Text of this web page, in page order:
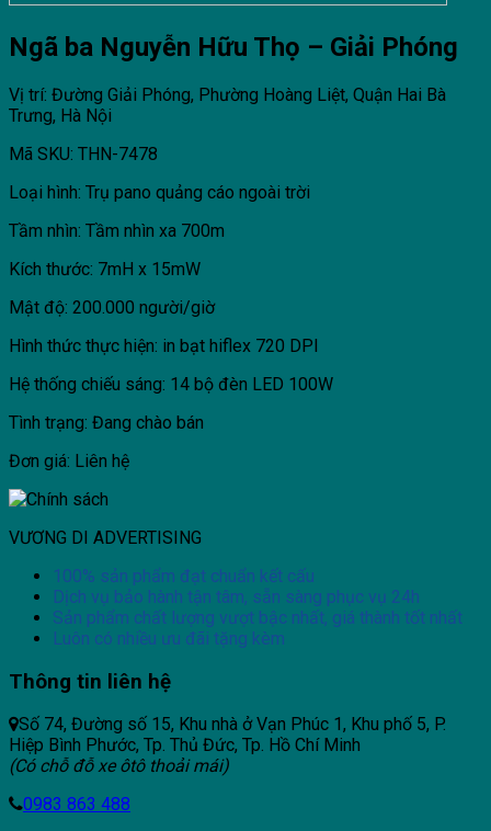
Ngã ba Nguyễn Hữu Thọ – Giải Phóng
Vị trí: Đường Giải Phóng, Phường Hoàng Liệt, Quận Hai Bà
Trưng, Hà Nội
Mã SKU: THN-7478
Loại hình: Trụ pano quảng cáo ngoài trời
Tầm nhìn: Tầm nhìn xa 700m
Kích thước: 7mH x 15mW
Mật độ: 200.000 người/giờ
Hình thức thực hiện: in bạt hiflex 720 DPI
Hệ thống chiếu sáng: 14 bộ đèn LED 100W
Tình trạng: Đang chào bán
Đơn giá: Liên hệ
VƯƠNG DI ADVERTISING
100% sản phẩm đạt chuẩn kết cấu
Dịch vụ bảo hành tận tâm, sẵn sàng phục vụ 24h
Sản phẩm chất lượng vượt bậc nhất, giá thành tốt nhất
Luôn có nhiều ưu đãi tặng kèm
Thông tin liên hệ
Số 74, Đường số 15, Khu nhà ở Vạn Phúc 1, Khu phố 5, P.
Hiệp Bình Phước, Tp. Thủ Đức, Tp. Hồ Chí Minh
(Có chỗ đỗ xe ôtô thoải mái)
0983 863 488